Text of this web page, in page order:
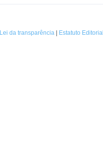
Lei da transparência| Estatuto Editorial